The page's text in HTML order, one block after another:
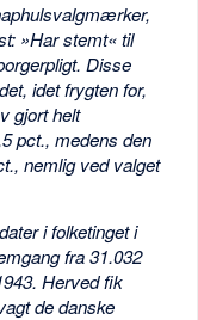
»Har stemt« til
Disse
idet frygten for,
gjort helt
pct., medens den
nemlig ved valget
i folketinget i
fra 31.032
Herved fik
de danske